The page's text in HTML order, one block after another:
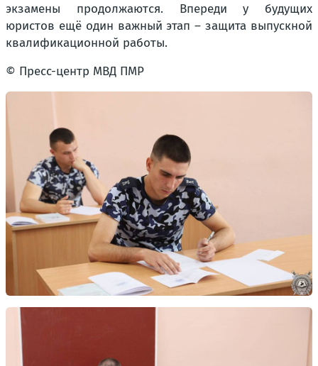
экзамены продолжаются. Впереди у будущих
юристов ещё один важный этап – защита выпускной
квалификационной работы.
© Пресс-центр МВД ПМР